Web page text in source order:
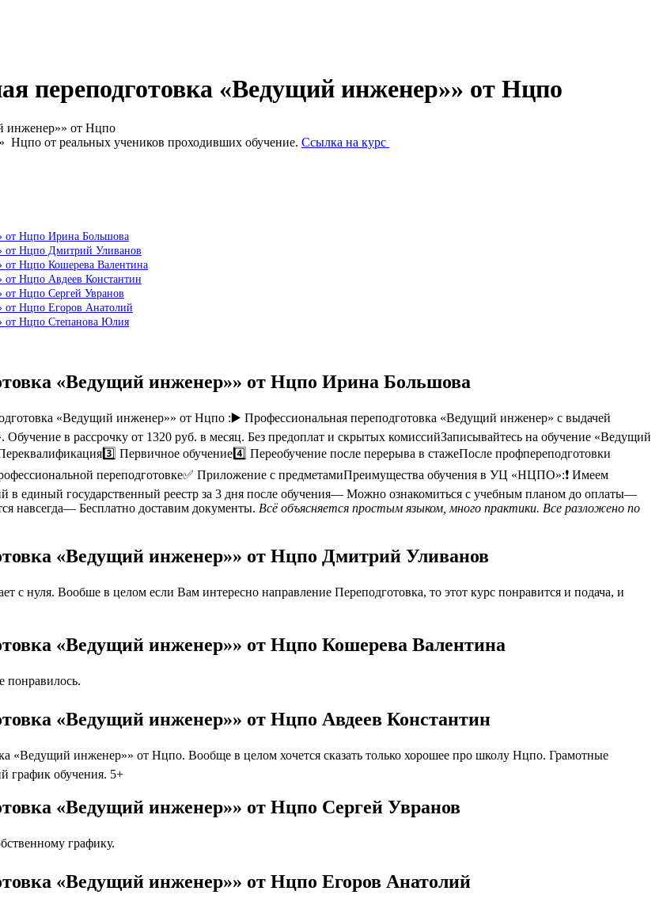
переподготовка «Ведущий инженер»» от Нцпо
инженер»» от Нцпо
от реальных учеников проходивших обучение. Ссылка на курс
от Нцпо Ирина Большова
от Нцпо Дмитрий Уливанов
от Нцпо Кошерева Валентина
от Нцпо Авдеев Константин
от Нцпо Сергей Увранов
от Нцпо Егоров Анатолий
от Нцпо Степанова Юлия
«Ведущий инженер»» от Нцпо Ирина Большова
«Ведущий инженер»» от Нцпо :▶️ Профессиональная переподготовка «Ведущий инженер» с выдачей
в рассрочку от 1320 руб. в месяц. Без предоплат и скрытых комиссийЗаписывайтесь на обучение «Ведущий
Первичное обучение4️⃣ Переобучение после перерыва в стажеПосле профпереподготовки
переподготовке✅ Приложение с предметамиПреимущества обучения в УЦ «НЦПО»:❗️ Имеем
единый государственный реестр за 3 дня после обучения— Можно ознакомиться с учебным планом до оплаты—
навсегда— Бесплатно доставим документы. Всё объясняется простым языком, много практики. Все разложено по
«Ведущий инженер»» от Нцпо Дмитрий Уливанов
с нуля. Вообше в целом если Вам интересно направление Переподготовка, то этот курс понравится и подача, и
«Ведущий инженер»» от Нцпо Кошерева Валентина
понравилось.
«Ведущий инженер»» от Нцпо Авдеев Константин
«Ведущий инженер»» от Нцпо. Вообще в целом хочется сказать только хорошее про школу Нцпо. Грамотные
график обучения. 5+
«Ведущий инженер»» от Нцпо Сергей Увранов
графику.
«Ведущий инженер»» от Нцпо Егоров Анатолий